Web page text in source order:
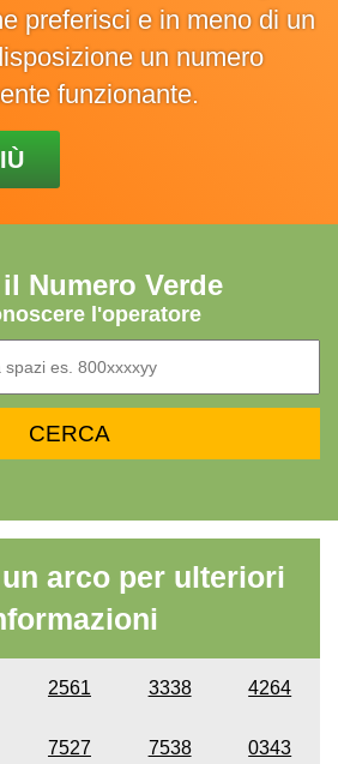
preferisci e in meno di un
un numero
funzionante.
Numero Verde
l'operatore
arco per ulteriori
2561 3338 4264
7527 7538 0343